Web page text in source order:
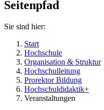
Seitenpfad
Sie sind hier:
Start
Hochschule
Organisation & Struktur
Hochschulleitung
Prorektor Bildung
Hochschuldidaktik+
Veranstaltungen